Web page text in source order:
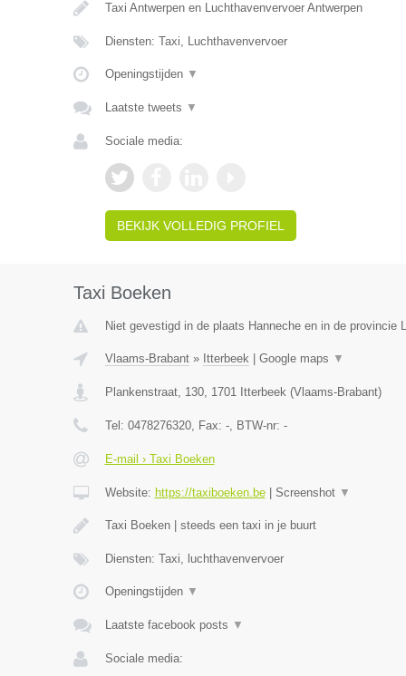
Taxi Antwerpen en Luchthavenvervoer Antwerpen
Diensten: Taxi, Luchthavenvervoer
Openingstijden ▼
Laatste tweets ▼
Sociale media:
BEKIJK VOLLEDIG PROFIEL
Taxi Boeken
Niet gevestigd in de plaats Hanneche en in de provincie
Vlaams-Brabant» Itterbeek| Google maps ▼
Plankenstraat, 130, 1701 Itterbeek(Vlaams-Brabant)
Tel: 0478276320, Fax: -, BTW-nr: -
E-mail › Taxi Boeken
Website: https://taxiboeken.be| Screenshot ▼
Taxi Boeken | steeds een taxi in je buurt
Diensten: Taxi, luchthavenvervoer
Openingstijden ▼
Laatste facebook posts ▼
Sociale media: